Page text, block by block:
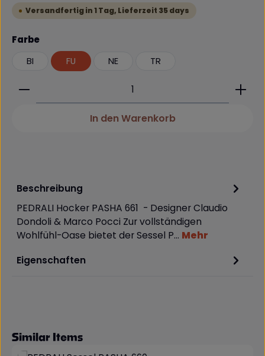
Versandfertig in 1 Tag, Lieferzeit 35 days
Farbeauswählen
BI
FU NE TR
Produkt Anzahl: Gib den gewünschten Wert
In den Warenkorb
Beschreibung
PEDRALI Hocker PASHA 661 - Designer Claudio
Dondoli & Marco Pocci Zur vollständigen
Wohlfühl-Oase bietet der Sessel P… Mehr
Eigenschaften
Produktgalerie überspringen
Similar Items